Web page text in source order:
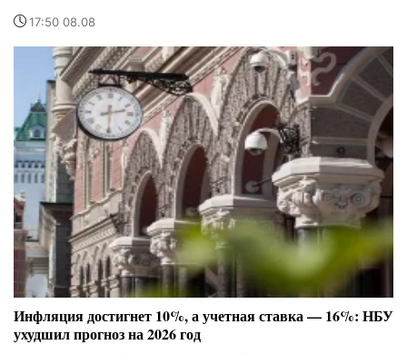
17:50 08.08
Инфляция достигнет 10%, а учетная ставка — 16%: НБУ
ухудшил прогноз на 2026 год